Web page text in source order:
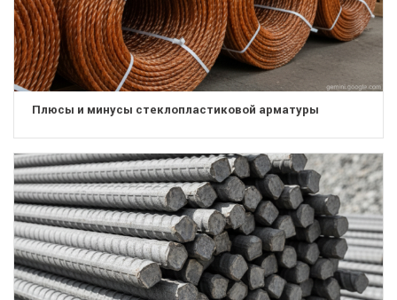
Плюсы и минусы стеклопластиковой арматуры